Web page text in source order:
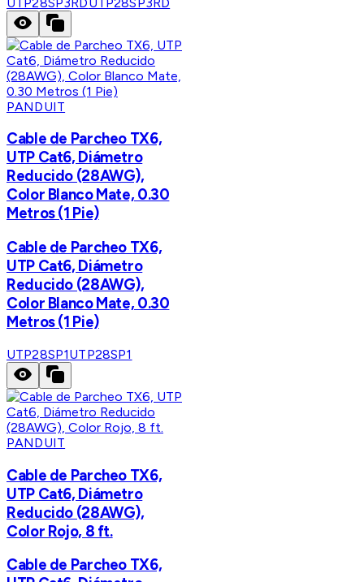
PANDUIT
Cable de Parcheo TX6,
UTP Cat6, Diámetro
Reducido (28AWG),
Color Blanco Mate, 0.30
Metros (1 Pie)
Cable de Parcheo TX6,
UTP Cat6, Diámetro
Reducido (28AWG),
Color Blanco Mate, 0.30
Metros (1 Pie)
UTP28SP1UTP28SP1
PANDUIT
Cable de Parcheo TX6,
UTP Cat6, Diámetro
Reducido (28AWG),
Color Rojo, 8 ft.
Cable de Parcheo TX6,